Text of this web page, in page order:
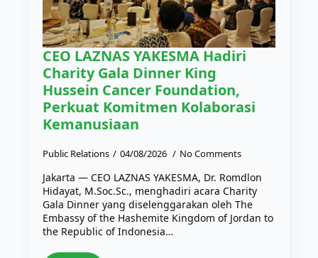
CEO LAZNAS YAKESMA Hadiri
Charity Gala Dinner King
Hussein Cancer Foundation,
Perkuat Komitmen Kolaborasi
Kemanusiaan
Public Relations 04/08/2026 No Comments
Jakarta — CEO LAZNAS YAKESMA, Dr. Romdlon
Hidayat, M.Soc.Sc., menghadiri acara Charity
Gala Dinner yang diselenggarakan oleh The
Embassy of the Hashemite Kingdom of Jordan to
the Republic of Indonesia…